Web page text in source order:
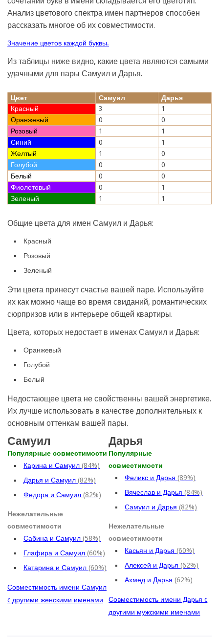
Анализ цветового спектра имен партнеров способен
рассказать многое об их совместимости.
Значение цветов каждой буквы.
Из таблицы ниже видно, какие цвета являются самыми
удачными для пары Самуил и Дарья.
Цвет Самуил
Дарья
Красный
3
1
Оранжевый
0
0
Розовый
1
1
Синий
0
1
Желтый
1
0
Голубой
0
0
Белый
0
0
Фиолетовый
0
1
Зеленый
1 1
Общие цвета для имен Самуил и Дарья:
Красный
Розовый
Зеленый
Эти цвета принесут счастье вашей паре. Используйте
их как можно чаще во время свиданий, романтических
сюрпризов или в интерьере общей квартиры.
Цвета, которых недостает в именах Самуил и Дарья:
Оранжевый
Голубой
Белый
Недостающее цвета не свойственны вашей энергетике.
Их лучше использовать в качестве дополнительных к
основным оттенкам вашей пары.
Самуил
Популярные совместимости
Карина и Самуил (84%)
Дарья и Самуил (82%)
Федора и Самуил (82%)
Нежелательные
совместимости
Сабина и Самуил (58%)
Глафира и Самуил (60%)
Катарина и Самуил (60%)
Совместимость имени Самуил
c другими женскими именами
Дарья
Популярные
совместимости
Феликс и Дарья(89%)
Вячеслав и Дарья(84%)
Самуил и Дарья(82%)
Нежелательные
совместимости
Касьян и Дарья(60%)
Алексей и Дарья(62%)
Ахмед и Дарья(62%)
Совместимость имени Дарья c
другими мужскими именами